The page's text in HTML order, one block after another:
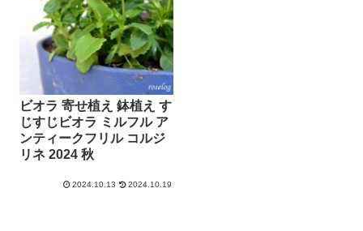
ビオラ 寄せ植え 鉢植え す
じすじビオラ ミルフル ア
ンティークフリル コルジ
リネ 2024 秋
2024.10.13 2024.10.19